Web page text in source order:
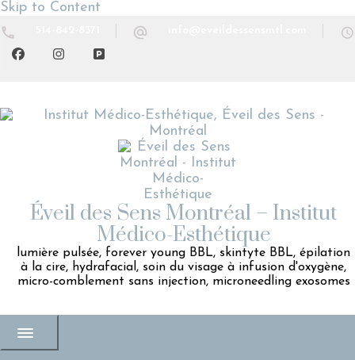
Skip to Content
Éveil des Sens Montréal – Institut
Médico-Esthétique
lumière pulsée, forever young BBL, skintyte BBL, épilation
à la cire, hydrafacial, soin du visage à infusion d'oxygène,
micro-comblement sans injection, microneedling exosomes